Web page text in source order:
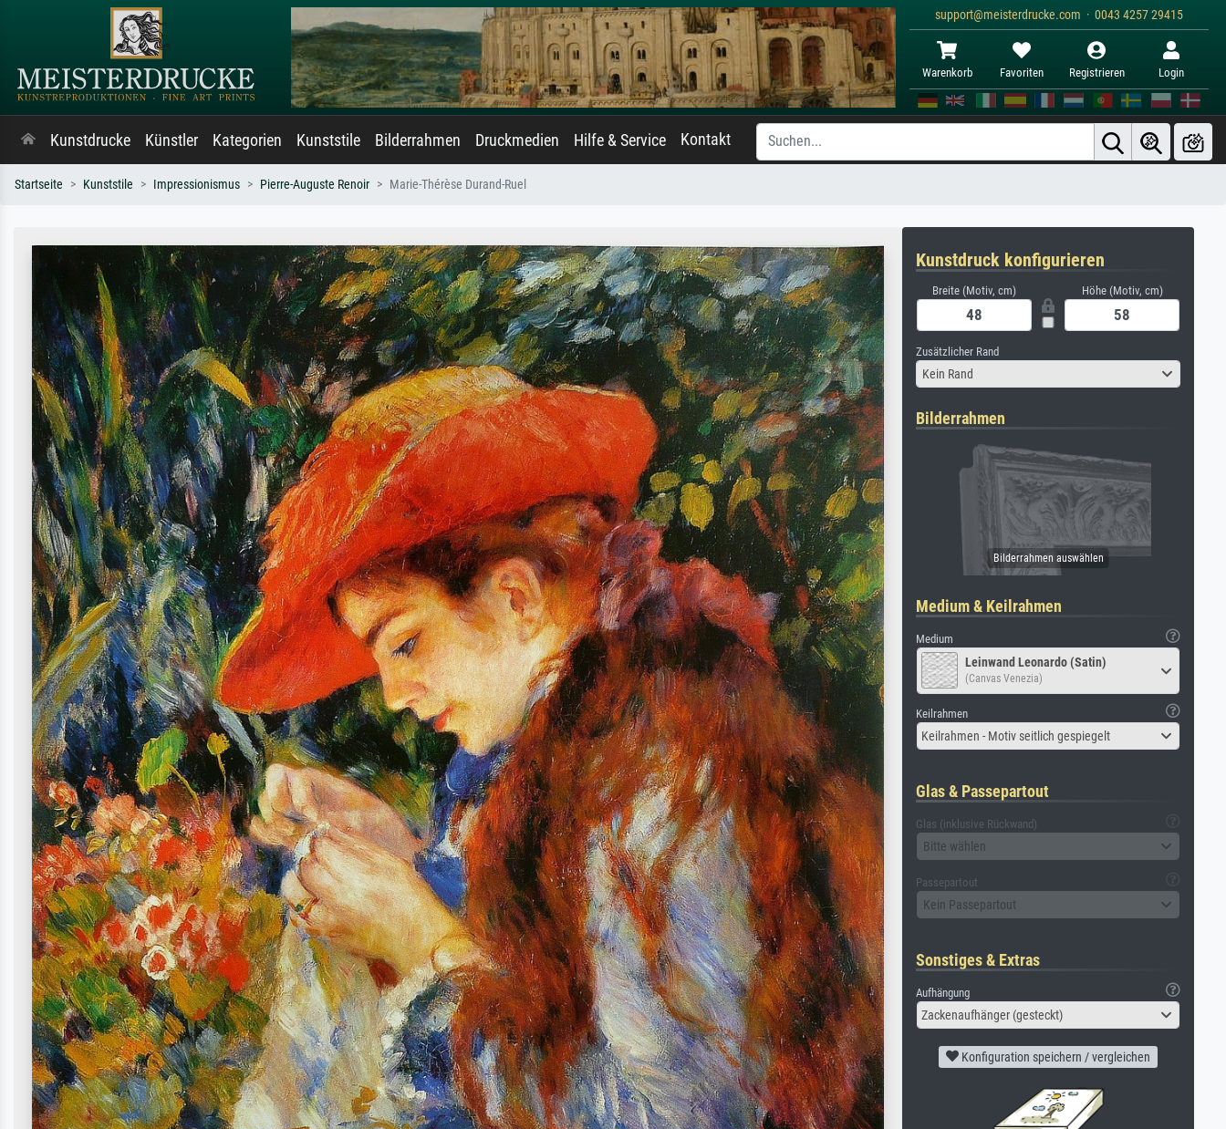
support@meisterdrucke.com · 0043 4257 29415
Warenkorb Favoriten Registrieren Login
Kunstdrucke Künstler Kategorien Kunststile Bilderrahmen Druckmedien Hilfe & Service Kontakt
Startseite Kunststile Impressionismus Pierre-Auguste Renoir Marie-Thérèse Durand-Ruel
Kunstdruck konfigurieren
Breite (Motiv, cm) Höhe (Motiv, cm)
Zusätzlicher Rand
Kein Rand
Bilderrahmen
Medium & Keilrahmen
Medium
Leinwand Leonardo (Satin)
(Canvas Venezia)
Keilrahmen
Keilrahmen - Motiv seitlich gespiegelt
Glas & Passepartout
Glas (inklusive Rückwand)
Bitte wählen
Passepartout
Kein Passepartout
Sonstiges & Extras
Aufhängung
Zackenaufhänger (gesteckt)
Konfiguration speichern / vergleichen